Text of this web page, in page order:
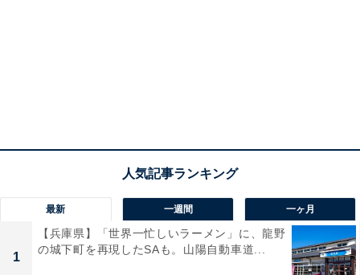
最新 一週間 一ヶ月
1
【兵庫県】「世界一忙しいラーメン」に、龍野
の城下町を再現したSAも。山陽自動車道...